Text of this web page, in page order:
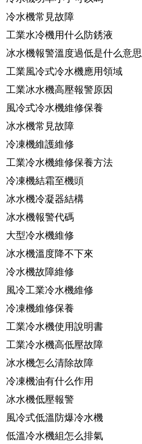
冷水機常見故障
工業水冷機用什么防銹液
冰水機報警溫度過低是什么意思
工業風冷式冷水機應用領域
工業冰水機高壓報警原因
風冷式冷水機維修保養
冰水機常見故障
冷凍機維護維修
工業冷水機維修保養方法
冷凍機結霜至機頭
冰水機冷凝器結構
冰水機報警代碼
大型冷水機維修
冰水機溫度降不下來
冷水機故障維修
風冷工業冷水機維修
冷凍機維修保養
工業冷水機使用說明書
工業冷水機高低壓故障
冰水機怎么清除故障
冷凍機油有什么作用
冰水機低壓報警
風冷式低溫防爆冷水機
低溫冷水機組怎么排氣